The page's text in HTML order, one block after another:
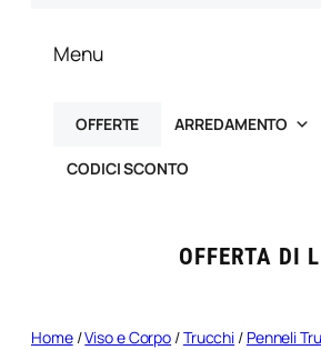
Menu
OFFERTE ARREDAMENTO
CODICI SCONTO
OFFERTA DI
Home/Viso e Corpo /Trucchi / Penneli